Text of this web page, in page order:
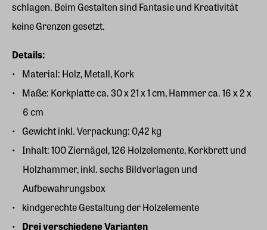
schlagen. Beim Gestalten sind Fantasie und Kreativität
keine Grenzen gesetzt.
Details:
Material: Holz, Metall, Kork
Maße: Korkplatte ca. 30 x 21 x 1 cm, Hammer ca. 16 x 2 x
6 cm
Gewicht inkl. Verpackung: 0,42 kg
Inhalt: 100 Ziernägel, 126 Holzelemente, Korkbrett und
Holzhammer, inkl. sechs Bildvorlagen und
Aufbewahrungsbox
kindgerechte Gestaltung der Holzelemente
Drei verschiedene Varianten